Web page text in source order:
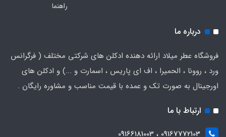
راهنما
درباره ما
فروشگاه عطر میلاد ارائه دهنده ادکلن های شرکتی مختلف ( فرگرانس
ورد ، روونا ، الحمیرا ، اف ای پاریس ، اسمارت و ...) و ادکلن های
اورجینال به صورت تک و عمده با قیمت مناسب و مشاوره رایگان .
ارتباط با ما
09167772103 ، 09166181003